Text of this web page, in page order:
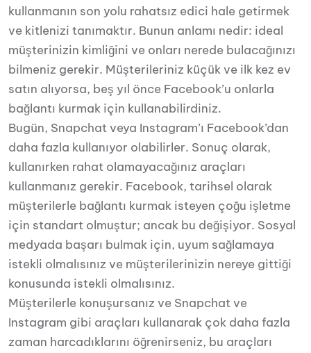
kullanmanın son yolu rahatsız edici hale getirmek
ve kitlenizi tanımaktır. Bunun anlamı nedir: ideal
müşterinizin kimliğini ve onları nerede bulacağınızı
bilmeniz gerekir. Müşterileriniz küçük ve ilk kez ev
satın alıyorsa, beş yıl önce Facebook’u onlarla
bağlantı kurmak için kullanabilirdiniz.
Bugün, Snapchat veya Instagram’ı Facebook’dan
daha fazla kullanıyor olabilirler. Sonuç olarak,
kullanırken rahat olamayacağınız araçları
kullanmanız gerekir. Facebook, tarihsel olarak
müşterilerle bağlantı kurmak isteyen çoğu işletme
için standart olmuştur; ancak bu değişiyor. Sosyal
medyada başarı bulmak için, uyum sağlamaya
istekli olmalısınız ve müşterilerinizin nereye gittiği
konusunda istekli olmalısınız.
Müşterilerle konuşursanız ve Snapchat ve
Instagram gibi araçları kullanarak çok daha fazla
zaman harcadıklarını öğrenirseniz, bu araçları